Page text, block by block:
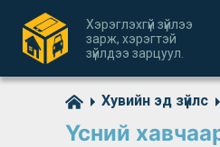
Хэрэглэхгүй зүйлээ
зарж, хэрэгтэй
зүйлдээ зарцуул.
Хувийн эд зүйлс
Үсний